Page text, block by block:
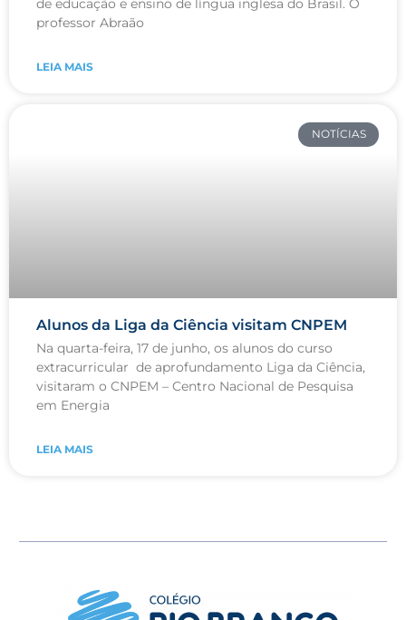
de educação e ensino de língua inglesa do Brasil. O
professor Abraão
LEIA MAIS
NOTÍCIAS
Alunos da Liga da Ciência visitam CNPEM
Na quarta-feira, 17 de junho, os alunos do curso
extracurricular de aprofundamento Liga da Ciência,
visitaram o CNPEM – Centro Nacional de Pesquisa
em Energia
LEIA MAIS